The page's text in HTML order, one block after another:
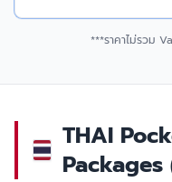
***ราคาไม่รวม
THAI
Packages